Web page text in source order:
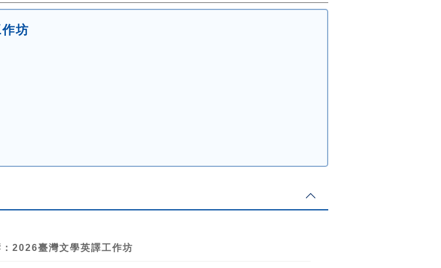
坊
2026臺灣文學英譯工作坊